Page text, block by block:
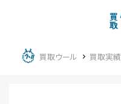
買取ウール 買取実績